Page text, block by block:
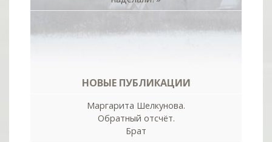
НОВЫЕ ПУБЛИКАЦИИ
Маргарита Шелкунова.
Обратный отсчёт.
Брат